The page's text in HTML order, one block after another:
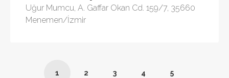
Uğur Mumcu, A. Gaffar Okan Cd. 159/7, 35660
Menemen/İzmir
1 2 3 4 5